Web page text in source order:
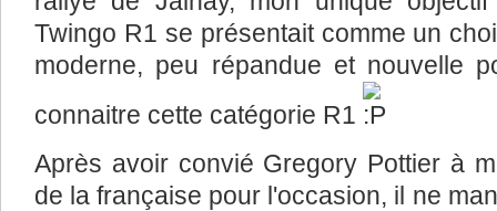
Twingo R1 se présentait comme un
moderne, peu répandue et nouvelle
connaitre cette catégorie R1
Après avoir convié Gregory Pottier à
de la française pour l'occasion, il ne